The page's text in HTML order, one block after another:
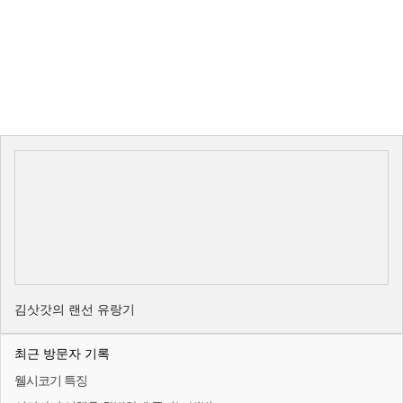
김삿갓의 랜선 유랑기
최근 방문자 기록
웰시코기 특징